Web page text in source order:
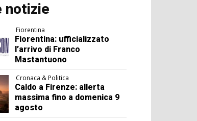
notizie
Fiorentina
Fiorentina: ufficializzato
l’arrivo di Franco
Mastantuono
Cronaca & Politica
Caldo a Firenze: allerta
massima fino a domenica 9
agosto